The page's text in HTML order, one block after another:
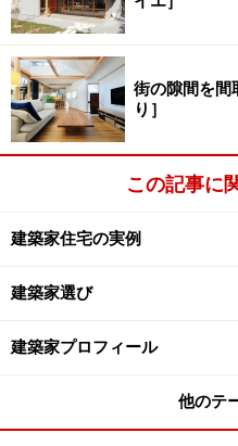
この究極とも言える厳し
は、道路から軽自動車1台
に、間口1.8m、奥行き
建てるというものでした
で仕上げられ、窓は東西
ん。さぞや室内は洞窟の
配は、玄関ドアを開けるな
◆建築家プロフィールと建
※記事内容は執筆時点のもので
街の隙間を間
り］
この記事に
建築家住宅の実例
建築家選び
建築家プロフィール
他のテ